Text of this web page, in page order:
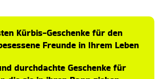
Kürbis-Geschenke für den
Freunde in Ihrem Leben
durchdachte Geschenke für